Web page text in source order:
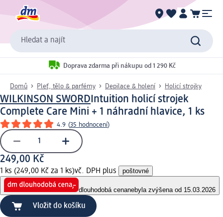
Hledat a najít
Doprava zdarma při nákupu od 1 290 Kč
Domů Pleť, tělo & parfémy Depilace & holení Holicí strojky
WILKINSON SWORD Intuition holicí strojek
Complete Care Mini + 1 náhradní hlavice, 1 ks
4.9 (35 hodnocení)
249,00 Kč
1 ks (249,00 Kč za 1 ks)vč. DPH plus poštovné
dlouhodobá cenanebyla zvýšena od 15.03.2026
Vložit do košíku